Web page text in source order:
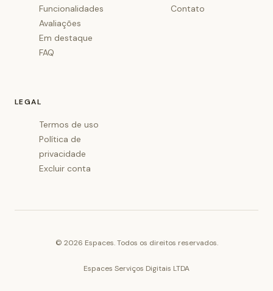
Funcionalidades
Avaliações
Em destaque
FAQ
Contato
LEGAL
Termos de uso
Política de
privacidade
Excluir conta
© 2026 Espaces. Todos os direitos reservados.
Espaces Serviços Digitais LTDA